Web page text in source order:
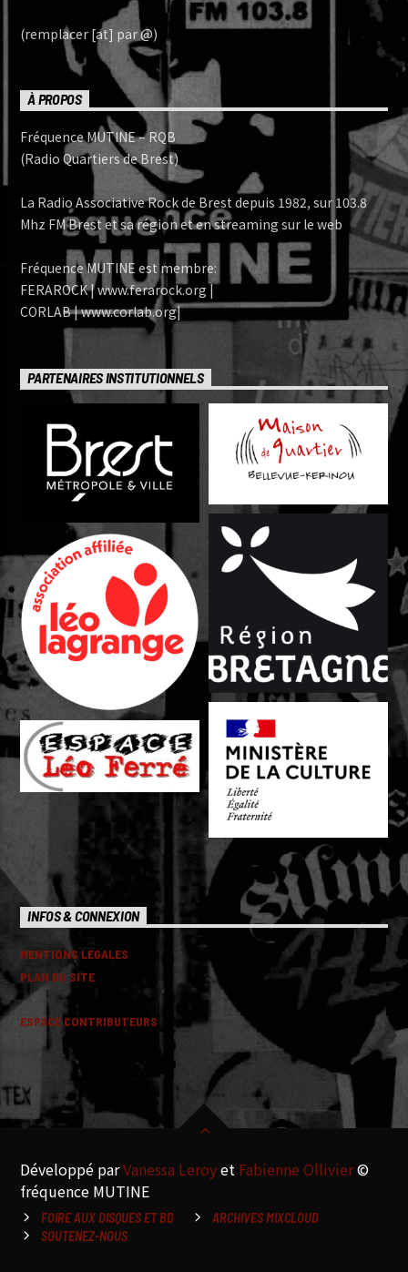
(remplacer [at] par @)
À PROPOS
Fréquence MUTINE – RQB
(Radio Quartiers de Brest)
La Radio Associative Rock de Brest depuis 1982, sur 103.8
Mhz FM Brest et sa région et en streaming sur le web
Fréquence MUTINE est membre:
FERAROCK | www.ferarock.org |
CORLAB | www.corlab.org|
PARTENAIRES INSTITUTIONNELS
INFOS & CONNEXION
MENTIONS LEGALES
PLAN DU SITE
ESPACE CONTRIBUTEURS
Développé parVanessa Leroyet Fabienne Ollivier©
fréquence MUTINE
FOIRE AUX DISQUES ET BD
ARCHIVES MIXCLOUD
SOUTENEZ-NOUS